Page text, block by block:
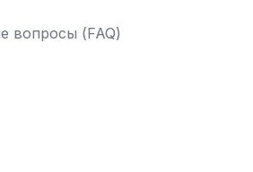
вопросы (FAQ)